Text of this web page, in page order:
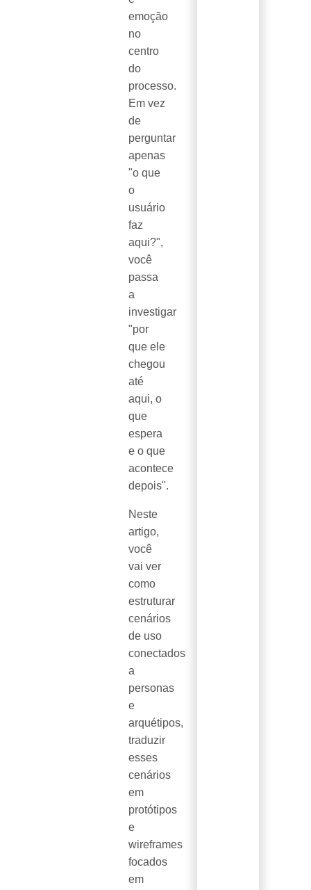
emoção
no
centro
do
processo.
Em vez
de
perguntar
apenas
"o que
o
usuário
faz
aqui?",
você
passa
a
investigar
"por
que ele
chegou
até
aqui, o
que
espera
e o que
acontece
depois".
Neste
artigo,
você
vai ver
como
estruturar
cenários
de uso
conectados
a
personas
e
arquétipos,
traduzir
esses
cenários
em
protótipos
e
wireframes
focados
em